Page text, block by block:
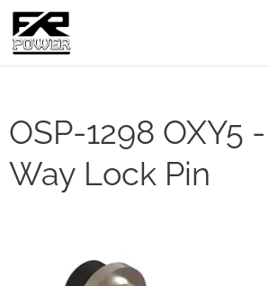
OSP-1298 OXY5
Way Lock Pin